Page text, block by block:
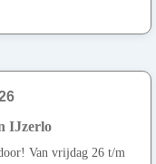
IJzerlo
Van vrijdag 26 t/m